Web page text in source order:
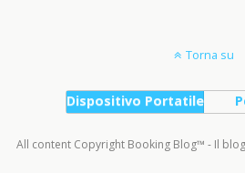
Torna su
Dispositivo Portatile
All content Copyright Booking Blog™ - Il